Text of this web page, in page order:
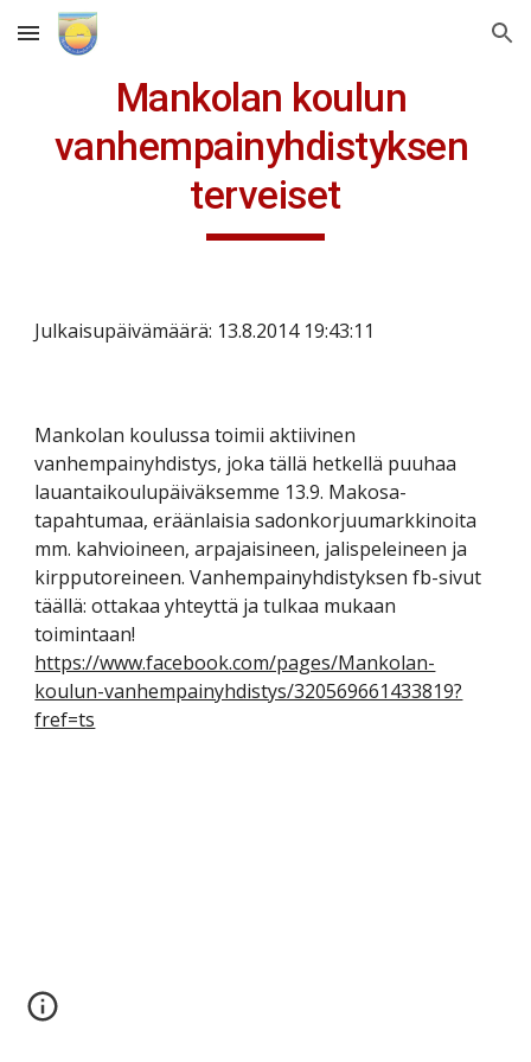
Skip to main content Skip to navigation
Mankolan koulun
vanhempainyhdistyksen
terveiset
Julkaisupäivämäärä: 13.8.2014 19:43:11
Mankolan koulussa toimii aktiivinen
vanhempainyhdistys, joka tällä hetkellä puuhaa
lauantaikoulupäiväksemme 13.9. Makosa-
tapahtumaa, eräänlaisia sadonkorjuumarkkinoita
mm. kahvioineen, arpajaisineen, jalispeleineen ja
kirpputoreineen. Vanhempainyhdistyksen fb-sivut
täällä: ottakaa yhteyttä ja tulkaa mukaan
https://www.facebook.com/pages/Mankolan-
koulun-vanhempainyhdistys/320569661433819?
fref=ts